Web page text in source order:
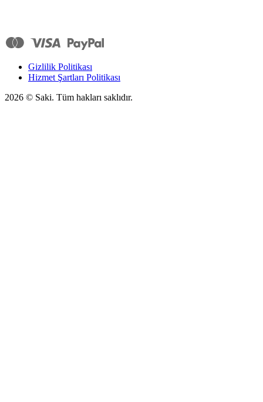
Gizlilik Politikası
Hizmet Şartları Politikası
2026 © Saki. Tüm hakları saklıdır.